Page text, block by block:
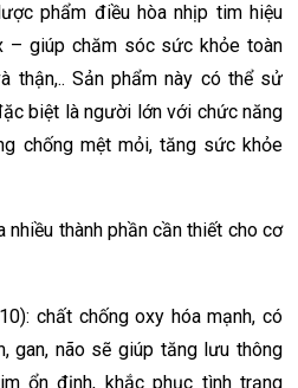
phẩm điều hòa nhịp tim hiệu
– giúp chăm sóc sức khỏe toàn
thận,.. Sản phẩm này có thể sử
biệt là người lớn với chức năng
chống mệt mỏi, tăng sức khỏe
nhiều thành phần cần thiết cho cơ
chất chống oxy hóa mạnh, có
gan, não sẽ giúp tăng lưu thông
ổn định, khắc phục tình trạng